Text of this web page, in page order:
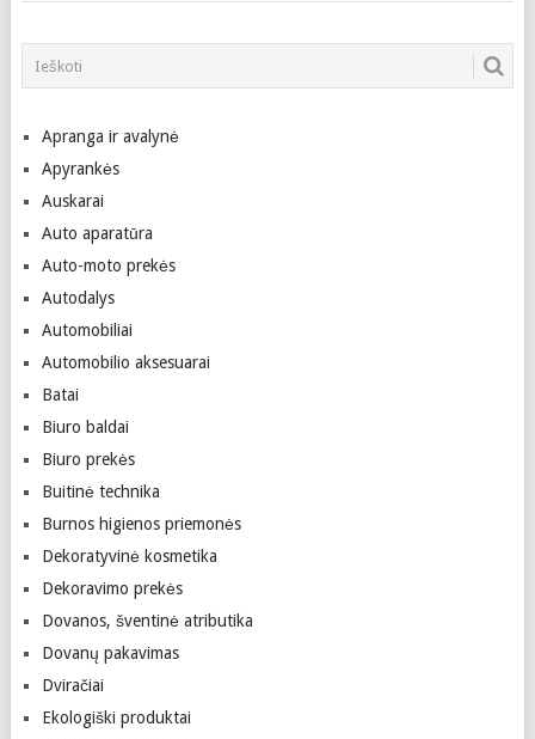
Apranga ir avalynė
Apyrankės
Auskarai
Auto aparatūra
Auto-moto prekės
Autodalys
Automobiliai
Automobilio aksesuarai
Batai
Biuro baldai
Biuro prekės
Buitinė technika
Burnos higienos priemonės
Dekoratyvinė kosmetika
Dekoravimo prekės
Dovanos, šventinė atributika
Dovanų pakavimas
Dviračiai
Ekologiški produktai